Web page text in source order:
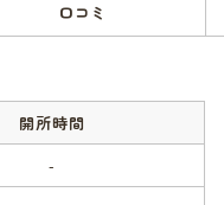
口コミ
開所時間
-